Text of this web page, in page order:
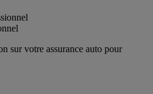
sur votre assurance auto pour